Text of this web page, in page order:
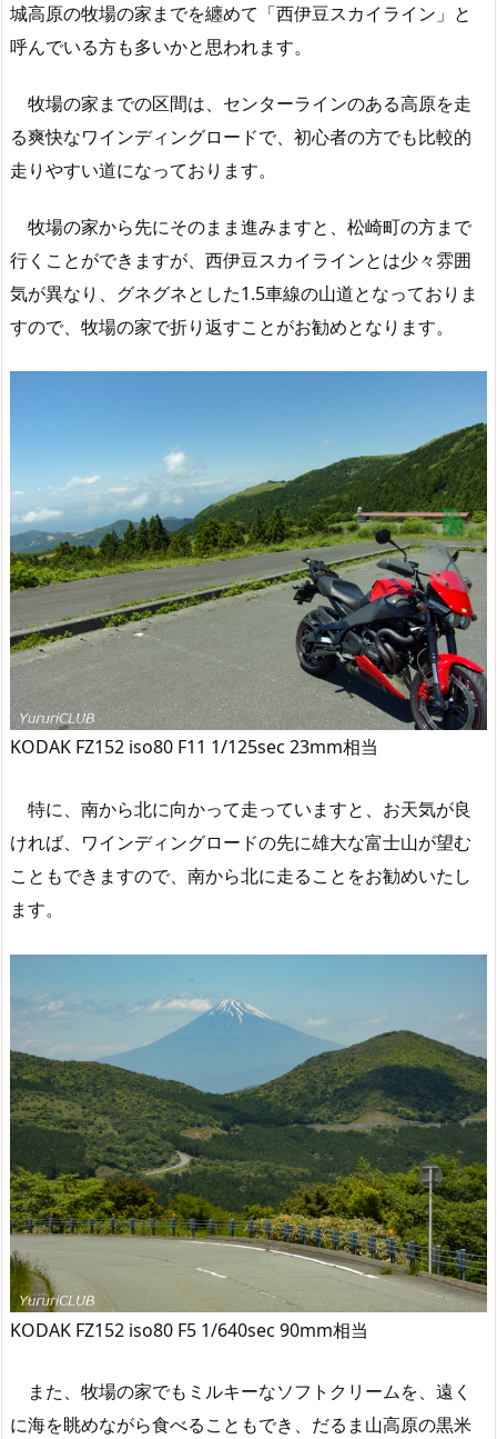
城高原の牧場の家までを纏めて「西伊豆スカイライン」と
呼んでいる方も多いかと思われます。
牧場の家までの区間は、センターラインのある高原を走
る爽快なワインディングロードで、初心者の方でも比較的
走りやすい道になっております。
牧場の家から先にそのまま進みますと、松崎町の方まで
行くことができますが、西伊豆スカイラインとは少々雰囲
気が異なり、グネグネとした1.5車線の山道となっておりま
すので、牧場の家で折り返すことがお勧めとなります。
KODAK FZ152 iso80 F11 1/125sec 23mm相当
特に、南から北に向かって走っていますと、お天気が良
ければ、ワインディングロードの先に雄大な富士山が望む
こともできますので、南から北に走ることをお勧めいたし
ます。
KODAK FZ152 iso80 F5 1/640sec 90mm相当
また、牧場の家でもミルキーなソフトクリームを、遠く
に海を眺めながら食べることもでき、だるま山高原の黒米